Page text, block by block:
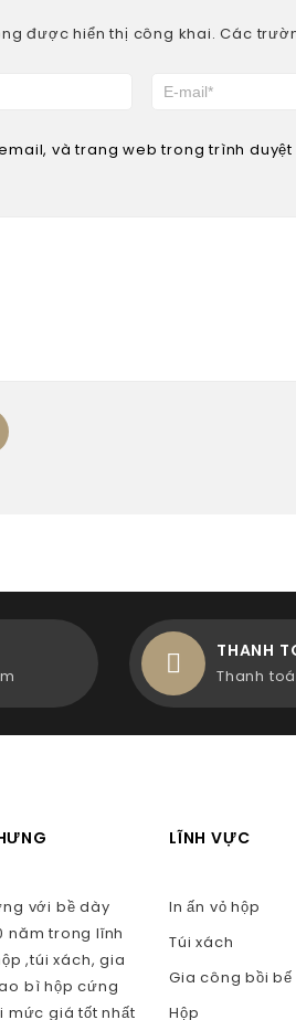
được hiển thị công khai. Các
và trang web trong trình
THANH
Thanh
với bề dày
năm trong lĩnh
,túi xách, gia
bì hộp cứng
mức giá tốt nhất
LĨNH VỰC
In ấn vỏ hộp
Túi xách
Gia công bồi
Hộp